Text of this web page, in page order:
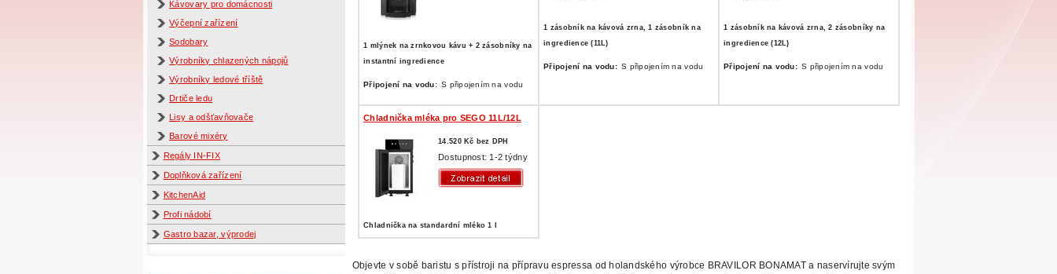
Kávovary pro domácnosti
Výčepní zařízení
Sodobary
Výrobníky chlazených nápojů
Výrobníky ledové tříště
Drtiče ledu
Lisy a odšťavňovače
Barové mixéry
Regály IN-FIX
Doplňková zařízení
KitchenAid
Profi nádobí
Gastro bazar, výprodej
1 mlýnek na zrnkovou kávu + 2 zásobníky na
instantní ingredience
Připojení na vodu: S připojením na vodu
1 zásobník na kávová zrna, 1 zásobník na
ingredience (11L)
Připojení na vodu: S připojením na vodu
1 zásobník na kávová zrna, 2 zásobníky na
ingredience (12L)
Připojení na vodu: S připojením na vodu
Chladnička mléka pro SEGO 11L/12L
14.520 Kč bez DPH
Dostupnost: 1-2 týdny
Chladnička na standardní mléko 1 l
Objevte v sobě baristu s přístroji na přípravu espressa od holandského výrobce BRAVILOR BONAMAT a naservírujte svým